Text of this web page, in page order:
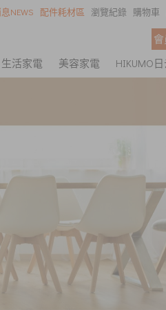
NEWS 配件耗材區 瀏覽紀錄 購物車
生活家電 美容家電 HIKUMO